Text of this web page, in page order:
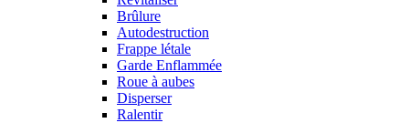
Brûlure
Autodestruction
Frappe létale
Garde Enflammée
Roue à aubes
Disperser
Ralentir